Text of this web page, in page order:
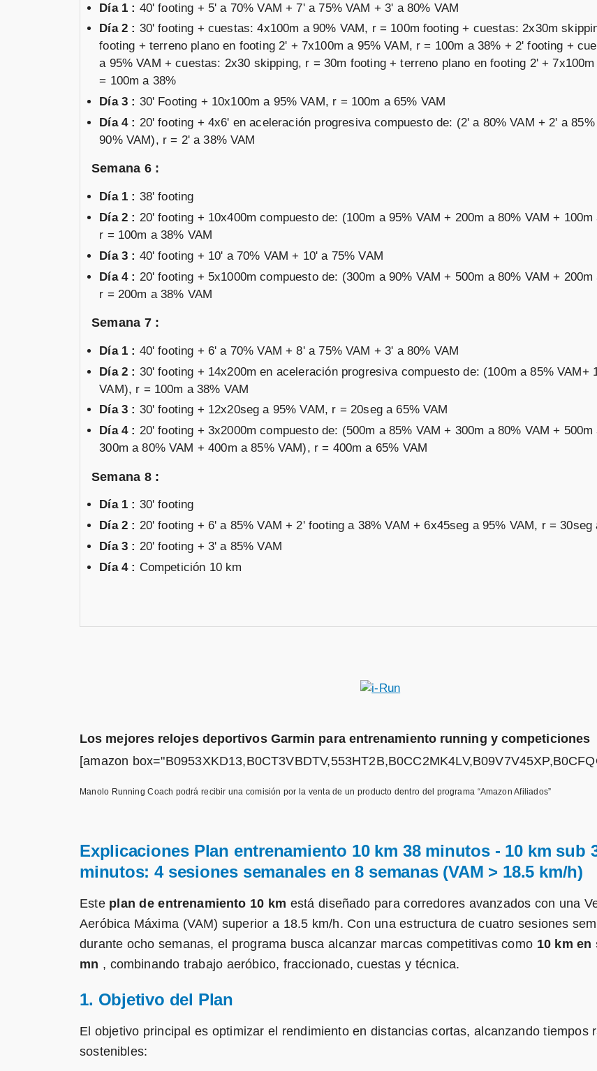
Día 1 : 40' footing + 5' a 70% VAM + 7' a 75% VAM + 3' a 80% VAM
Día 2 : 30' footing + cuestas: 4x100m a 90% VAM, r = 100m footing + cuestas: 2x30m
footing + terreno plano en footing 2' + 7x100m a 95% VAM, r = 100m a 38% + 2' footing +
a 95% VAM + cuestas: 2x30 skipping, r = 30m footing + terreno plano en footing 2' +
= 100m a 38%
Día 3 : 30' Footing + 10x100m a 95% VAM, r = 100m a 65% VAM
Día 4 : 20' footing + 4x6' en aceleración progresiva compuesto de: (2' a 80% VAM + 2' a
90% VAM), r = 2' a 38% VAM
Semana 6 :
Día 1 : 38' footing
Día 2 : 20' footing + 10x400m compuesto de: (100m a 95% VAM + 200m a 80% VAM + 100m
r = 100m a 38% VAM
Día 3 : 40' footing + 10' a 70% VAM + 10' a 75% VAM
Día 4 : 20' footing + 5x1000m compuesto de: (300m a 90% VAM + 500m a 80% VAM + 200m
r = 200m a 38% VAM
Semana 7 :
Día 1 : 40' footing + 6' a 70% VAM + 8' a 75% VAM + 3' a 80% VAM
Día 2 : 30' footing + 14x200m en aceleración progresiva compuesto de: (100m a 85% VAM+
VAM), r = 100m a 38% VAM
Día 3 : 30' footing + 12x20seg a 95% VAM, r = 20seg a 65% VAM
Día 4 : 20' footing + 3x2000m compuesto de: (500m a 85% VAM + 300m a 80% VAM + 500m
300m a 80% VAM + 400m a 85% VAM), r = 400m a 65% VAM
Semana 8 :
Día 1 : 30' footing
Día 2 : 20' footing + 6' a 85% VAM + 2' footing a 38% VAM + 6x45seg a 95% VAM, r = 30seg
Día 3 : 20' footing + 3' a 85% VAM
Día 4 : Competición 10 km
Los mejores relojes deportivos Garmin para entrenamiento running y competiciones
[amazon
Manolo Running Coach podrá recibir una comisión por la venta de un producto dentro del programa “Amazon Afiliados”
Explicaciones Plan entrenamiento 10 km 38 minutos - 10 km sub
minutos: 4 sesiones semanales en 8 semanas (VAM > 18.5 km/h)
Este plan de entrenamiento 10 km está diseñado para corredores avanzados con una
Aeróbica Máxima (VAM) superior a 18.5 km/h. Con una estructura de cuatro sesiones
durante ocho semanas, el programa busca alcanzar marcas competitivas como 10 km en
mn , combinando trabajo aeróbico, fraccionado, cuestas y técnica.
1. Objetivo del Plan
El objetivo principal es optimizar el rendimiento en distancias cortas, alcanzando tiempos
sostenibles: